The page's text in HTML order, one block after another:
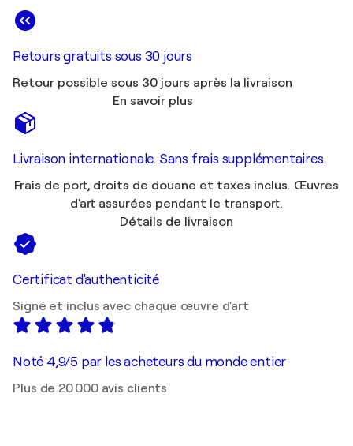
Retours gratuits sous 30 jours
Retour possible sous 30 jours après la livraison
En savoir plus
Livraison internationale. Sans frais supplémentaires.
Frais de port, droits de douane et taxes inclus. Œuvres
d'art assurées pendant le transport.
Détails de livraison
Certificat d'authenticité
Signé et inclus avec chaque œuvre d'art
Noté 4,9/5 par les acheteurs du monde entier
Plus de 20 000 avis clients